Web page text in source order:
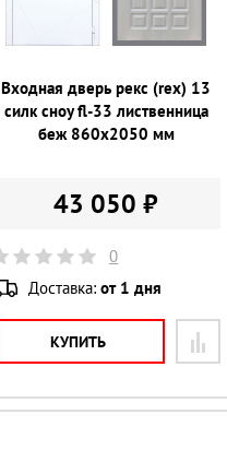
Входная дверь рекс (rex) 13
силк сноу fl-33 лиственница
беж 860х2050 мм
43 050 ₽
0
Доставка:от 1 дня
КУПИТЬ